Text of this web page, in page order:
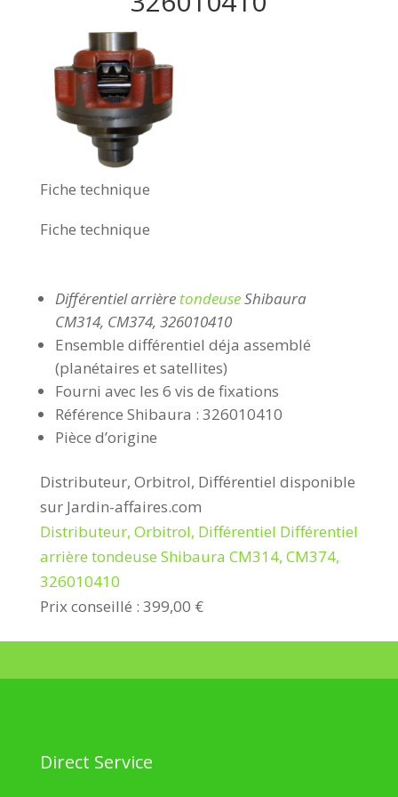
Fiche technique
Fiche technique
Différentiel arrière tondeuseShibaura
CM314, CM374, 326010410
Ensemble différentiel déja assemblé
(planétaires et satellites)
Fourni avec les 6 vis de fixations
Référence Shibaura : 326010410
Pièce d’origine
Distributeur, Orbitrol, Différentiel disponible
sur Jardin-affaires.com
Distributeur, Orbitrol, Différentiel Différentiel
arrière tondeuse Shibaura CM314, CM374,
326010410
Prix conseillé : 399,00 €
Direct Service